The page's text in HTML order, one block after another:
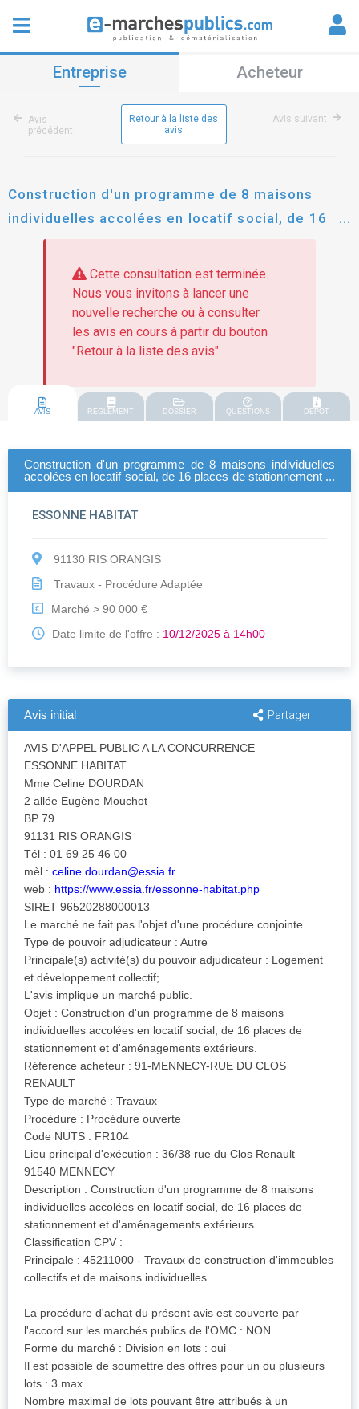
Entreprise Acheteur
Avis
précédent
Retour à la liste des
avis
Avis suivant
Construction d'un programme de 8 maisons
individuelles accolées en locatif social, de 16
places de stationnement et d'aménagements
extérieurs. Cette consultation est terminée.
Nous vous invitons à lancer une
nouvelle recherche ou à consulter
les avis en cours à partir du bouton
"Retour à la liste des avis".
AVIS REGLEMENT DOSSIER QUESTIONS DEPOT
Construction d'un programme de 8 maisons individuelles
accolées en locatif social, de 16 places de stationnement et
ESSONNE HABITAT
91130 RIS ORANGIS
Travaux - Procédure Adaptée
€
Marché > 90 000 €
Date limite de l'offre : 10/12/2025 à 14h00
Avis initial Partager
AVIS D'APPEL PUBLIC A LA CONCURRENCE
ESSONNE HABITAT
Mme Celine DOURDAN
2 allée Eugène Mouchot
BP 79
91131 RIS ORANGIS
Tél : 01 69 25 46 00
mèl : celine.dourdan@essia.fr
web : https://www.essia.fr/essonne-habitat.php
SIRET 96520288000013
Le marché ne fait pas l'objet d'une procédure conjointe
Type de pouvoir adjudicateur : Autre
Principale(s) activité(s) du pouvoir adjudicateur : Logement
et développement collectif;
L'avis implique un marché public.
Objet : Construction d'un programme de 8 maisons
individuelles accolées en locatif social, de 16 places de
stationnement et d'aménagements extérieurs.
Réference acheteur : 91-MENNECY-RUE DU CLOS
RENAULT
Type de marché : Travaux
Procédure : Procédure ouverte
Code NUTS : FR104
Lieu principal d'exécution : 36/38 rue du Clos Renault
91540 MENNECY
Description : Construction d'un programme de 8 maisons
individuelles accolées en locatif social, de 16 places de
stationnement et d'aménagements extérieurs.
Classification CPV :
Principale : 45211000 - Travaux de construction d'immeubles
collectifs et de maisons individuelles
La procédure d'achat du présent avis est couverte par
l'accord sur les marchés publics de l'OMC : NON
Forme du marché : Division en lots : oui
Il est possible de soumettre des offres pour un ou plusieurs
lots : 3 max
Nombre maximal de lots pouvant être attribués à un